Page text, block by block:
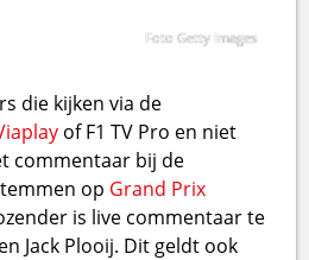
Foto Getty Images
die kijken via de
of F1 TV Pro en niet
commentaar bij de
op Grand Prix
is live commentaar te
Jack Plooij. Dit geldt ook